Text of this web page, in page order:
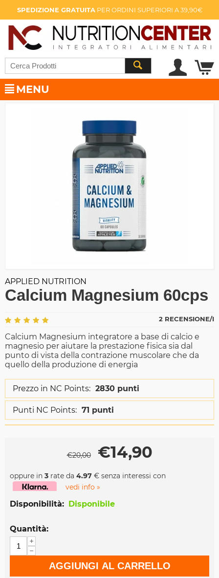
SPEDIZIONE GRATUITAPER ORDINI SUPERIORI A 39,90€
MENU
APPLIED NUTRITION
Calcium Magnesium 60cps
2 RECENSIONE/I
Calcium Magnesium integratore a base di calcio e
magnesio per aiutare la prestazione fisica sia dal
punto di vista della contrazione muscolare che da
quello della produzione di energia
Prezzo in NC Points: 2830 punti
Punti NC Points: 71 punti
€20,00 €14,90
oppure in 3 rate da 4.97 € senza interessi con
vedi info »
Disponibilità: Disponibile
Quantità:
+
−
AGGIUNGI AL CARRELLO